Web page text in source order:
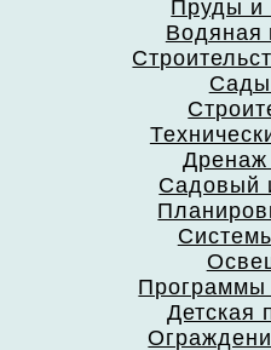
Пруды и
Водяная
Дренаж
Садовый
Программы
Детская